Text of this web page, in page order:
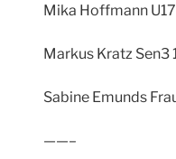
Mika Hoffmann
Markus Kratz Sen3
Sabine Emunds
——–